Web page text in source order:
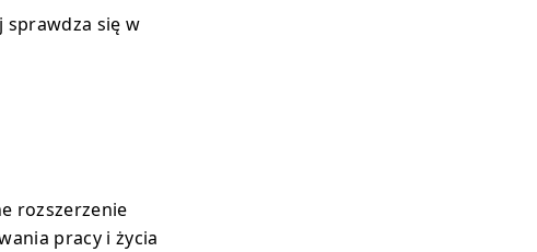
sprawdza się w
rozszerzenie
pracy i życia